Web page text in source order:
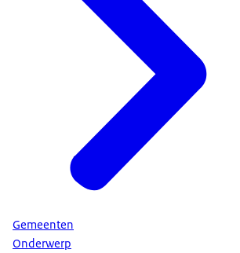
Gemeenten
Onderwerp